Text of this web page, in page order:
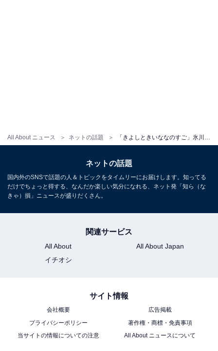
All About ニュース ネットの話題 「きよしときいななのすご」氷川きよし、最新アルバムのジャケットが話題に！ 「これができるの彼だけ」
ネットの話題
国内外のSNSで話題の人＆トピックをタイムリーにお届けします。知ってる
だけでちょっと得する、なんだか楽しい気分になれる、ネット発「知ら（な
きゃ）損」ニュースが盛りだくさん。
関連サービス
All About
All About Japan
イチオシ
サイト情報
会社概要
広告掲載
プライバシーポリシー
著作権・商標・免責事項
当サイトの情報についての注意
All About ニュースについて